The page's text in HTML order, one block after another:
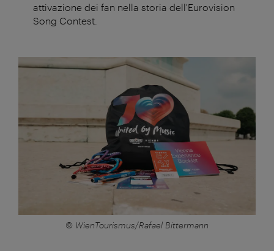
attivazione dei fan nella storia dell'Eurovision
Song Contest.
© WienTourismus/Rafael Bittermann